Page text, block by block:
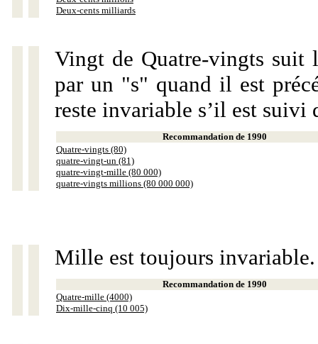
Deux-cents milliards
Vingt de Quatre-vingts suit
par un "s" quand il est
reste invariable s’il est suivi
Recommandation de 1990
Quatre-vingts (80)
quatre-vingt-un (81)
quatre-vingt-mille (80 000)
quatre-vingts millions (80 000 000)
Mille est toujours invariable.
Recommandation de 1990
Quatre-mille (4000)
Dix-mille-cinq (10 005)